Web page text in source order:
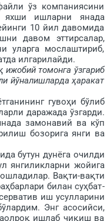
ўз компаниясини
яхши ишларни янада
10 йил давомида
давом эттирсалар,
уларга мослаштириб,
илгарилайди.
ижобий томонга ўзгариб
йўналишларда ҳара­кат
гувоҳи бўлиб
даражада ўз­гарди.
замонавий ва кўп
бозорига янги ва
бутун дунёга очилди
янгиликларни жойига
Вақти-вақти
билан суҳбат­
иш усулларини
Энг асосийси,
ишлаб чиқиш ва